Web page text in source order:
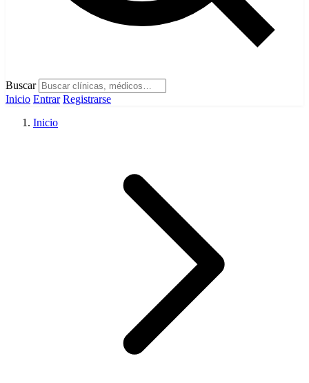
Buscar
Inicio Entrar Registrarse
Inicio